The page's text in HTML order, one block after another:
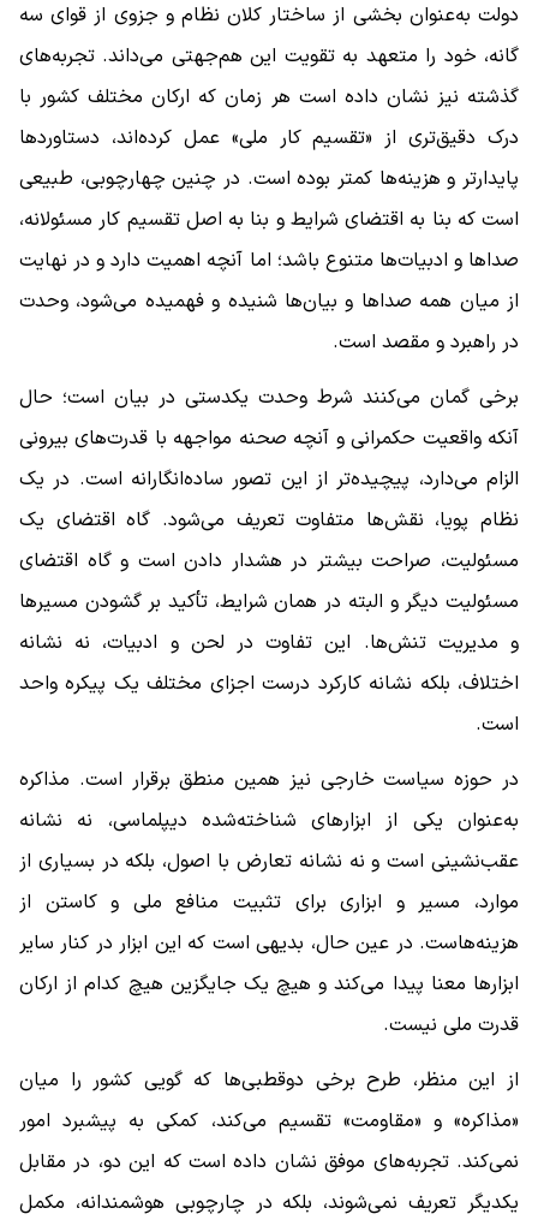
دولت به‌عنوان بخشی از ساختار کلان نظام و جزوی از قوای سه
گانه، خود را متعهد به تقویت این هم‌جهتی می‌داند. تجربه‌های
گذشته نیز نشان داده است هر زمان که ارکان مختلف کشور با
درک دقیق‌تری از «تقسیم کار ملی» عمل کرده‌اند، دستاوردها
پایدارتر و هزینه‌ها کمتر بوده است. در چنین چهارچوبی، طبیعی
است که بنا به اقتضای شرایط و بنا به اصل تقسیم کار مسئولانه،
صداها و ادبیات‌ها متنوع باشد؛ اما آنچه اهمیت دارد و در نهایت
از میان همه صداها و بیان‌ها شنیده و فهمیده می‌شود، وحدت
در راهبرد و مقصد است.
برخی گمان می‌کنند شرط وحدت یکدستی در بیان است؛ حال
آنکه واقعیت حکمرانی و آنچه صحنه مواجهه با قدرت‌های بیرونی
الزام می‌دارد، پیچیده‌تر از این تصور ساده‌انگارانه است. در یک
نظام پویا، نقش‌ها متفاوت تعریف می‌شود. گاه اقتضای یک
مسئولیت، صراحت بیشتر در هشدار دادن است و گاه اقتضای
مسئولیت دیگر و البته در همان شرایط، تأکید بر گشودن مسیرها
و مدیریت تنش‌ها. این تفاوت در لحن و ادبیات، نه نشانه
اختلاف، بلکه نشانه کارکرد درست اجزای مختلف یک پیکره واحد
است.
در حوزه سیاست خارجی نیز همین منطق برقرار است. مذاکره
به‌عنوان یکی از ابزارهای شناخته‌شده دیپلماسی، نه نشانه
عقب‌نشینی است و نه نشانه تعارض با اصول، بلکه در بسیاری از
موارد، مسیر و ابزاری برای تثبیت منافع ملی و کاستن از
هزینه‌هاست. در عین حال، بدیهی است که این ابزار در کنار سایر
ابزارها معنا پیدا می‌کند و هیچ یک جایگزین هیچ‌ کدام از ارکان
قدرت ملی نیست.
از این منظر، طرح برخی دوقطبی‌ها که گویی کشور را میان
«مذاکره» و «مقاومت» تقسیم می‌کند، کمکی به پیشبرد امور
نمی‌کند. تجربه‌های موفق نشان داده است که این دو، در مقابل
یکدیگر تعریف نمی‌شوند، بلکه در چارچوبی هوشمندانه، مکمل